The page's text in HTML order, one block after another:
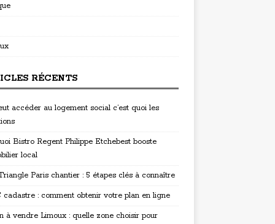
RÉCENTS
accéder au logement social c’est quoi les
Bistro Regent Philippe Etchebest booste
local
Paris chantier : 5 étapes clés à connaître
cadastre : comment obtenir votre plan en ligne
à vendre Limoux : quelle zone choisir pour